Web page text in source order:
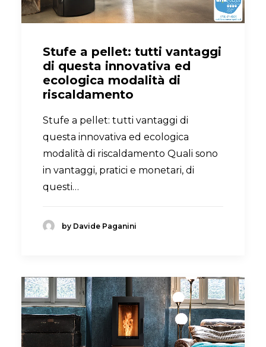
Stufe a pellet: tutti vantaggi
di questa innovativa ed
ecologica modalità di
riscaldamento
Stufe a pellet: tutti vantaggi di
questa innovativa ed ecologica
modalità di riscaldamento Quali sono
in vantaggi, pratici e monetari, di
questi…
by Davide Paganini